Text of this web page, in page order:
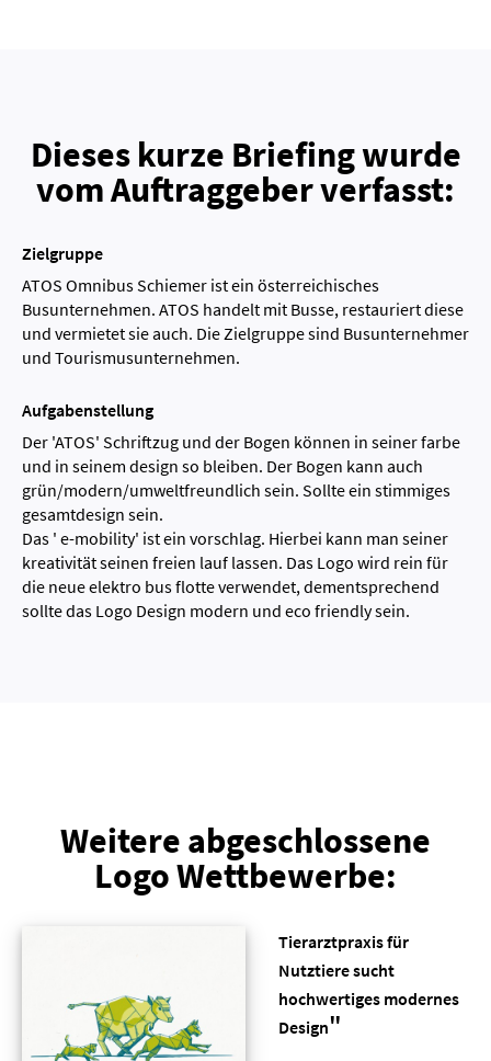
Dieses kurze Briefing wurde
vom Auftraggeber verfasst:
Zielgruppe
ATOS Omnibus Schiemer ist ein österreichisches
Busunternehmen. ATOS handelt mit Busse, restauriert diese
und vermietet sie auch. Die Zielgruppe sind Busunternehmer
und Tourismusunternehmen.
Aufgabenstellung
Der 'ATOS' Schriftzug und der Bogen können in seiner farbe
und in seinem design so bleiben. Der Bogen kann auch
grün/modern/umweltfreundlich sein. Sollte ein stimmiges
gesamtdesign sein.
Das ' e-mobility' ist ein vorschlag. Hierbei kann man seiner
kreativität seinen freien lauf lassen. Das Logo wird rein für
die neue elektro bus flotte verwendet, dementsprechend
sollte das Logo Design modern und eco friendly sein.
Weitere abgeschlossene
Logo Wettbewerbe:
Tierarztpraxis für
Nutztiere sucht
hochwertiges modernes
Design"